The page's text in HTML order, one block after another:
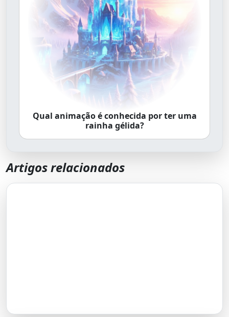
Qual animação é conhecida por ter uma
rainha gélida?
Artigos relacionados